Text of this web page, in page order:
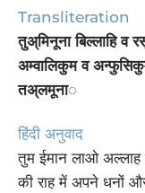
Transliteration
तुअ्मिनूना बिल्लाहि व
अम्वालिकुम व
तअ्लमूना◌
हिंदी अनुवाद
तुम ईमान लाओ
की राह में अपने धनों और